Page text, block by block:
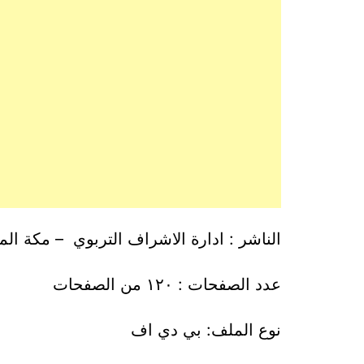
الناشر : ادارة الاشراف التربوي – مكة
عدد الصفحات : ١٢٠ من الصفحات
نوع الملف: بي دي اف